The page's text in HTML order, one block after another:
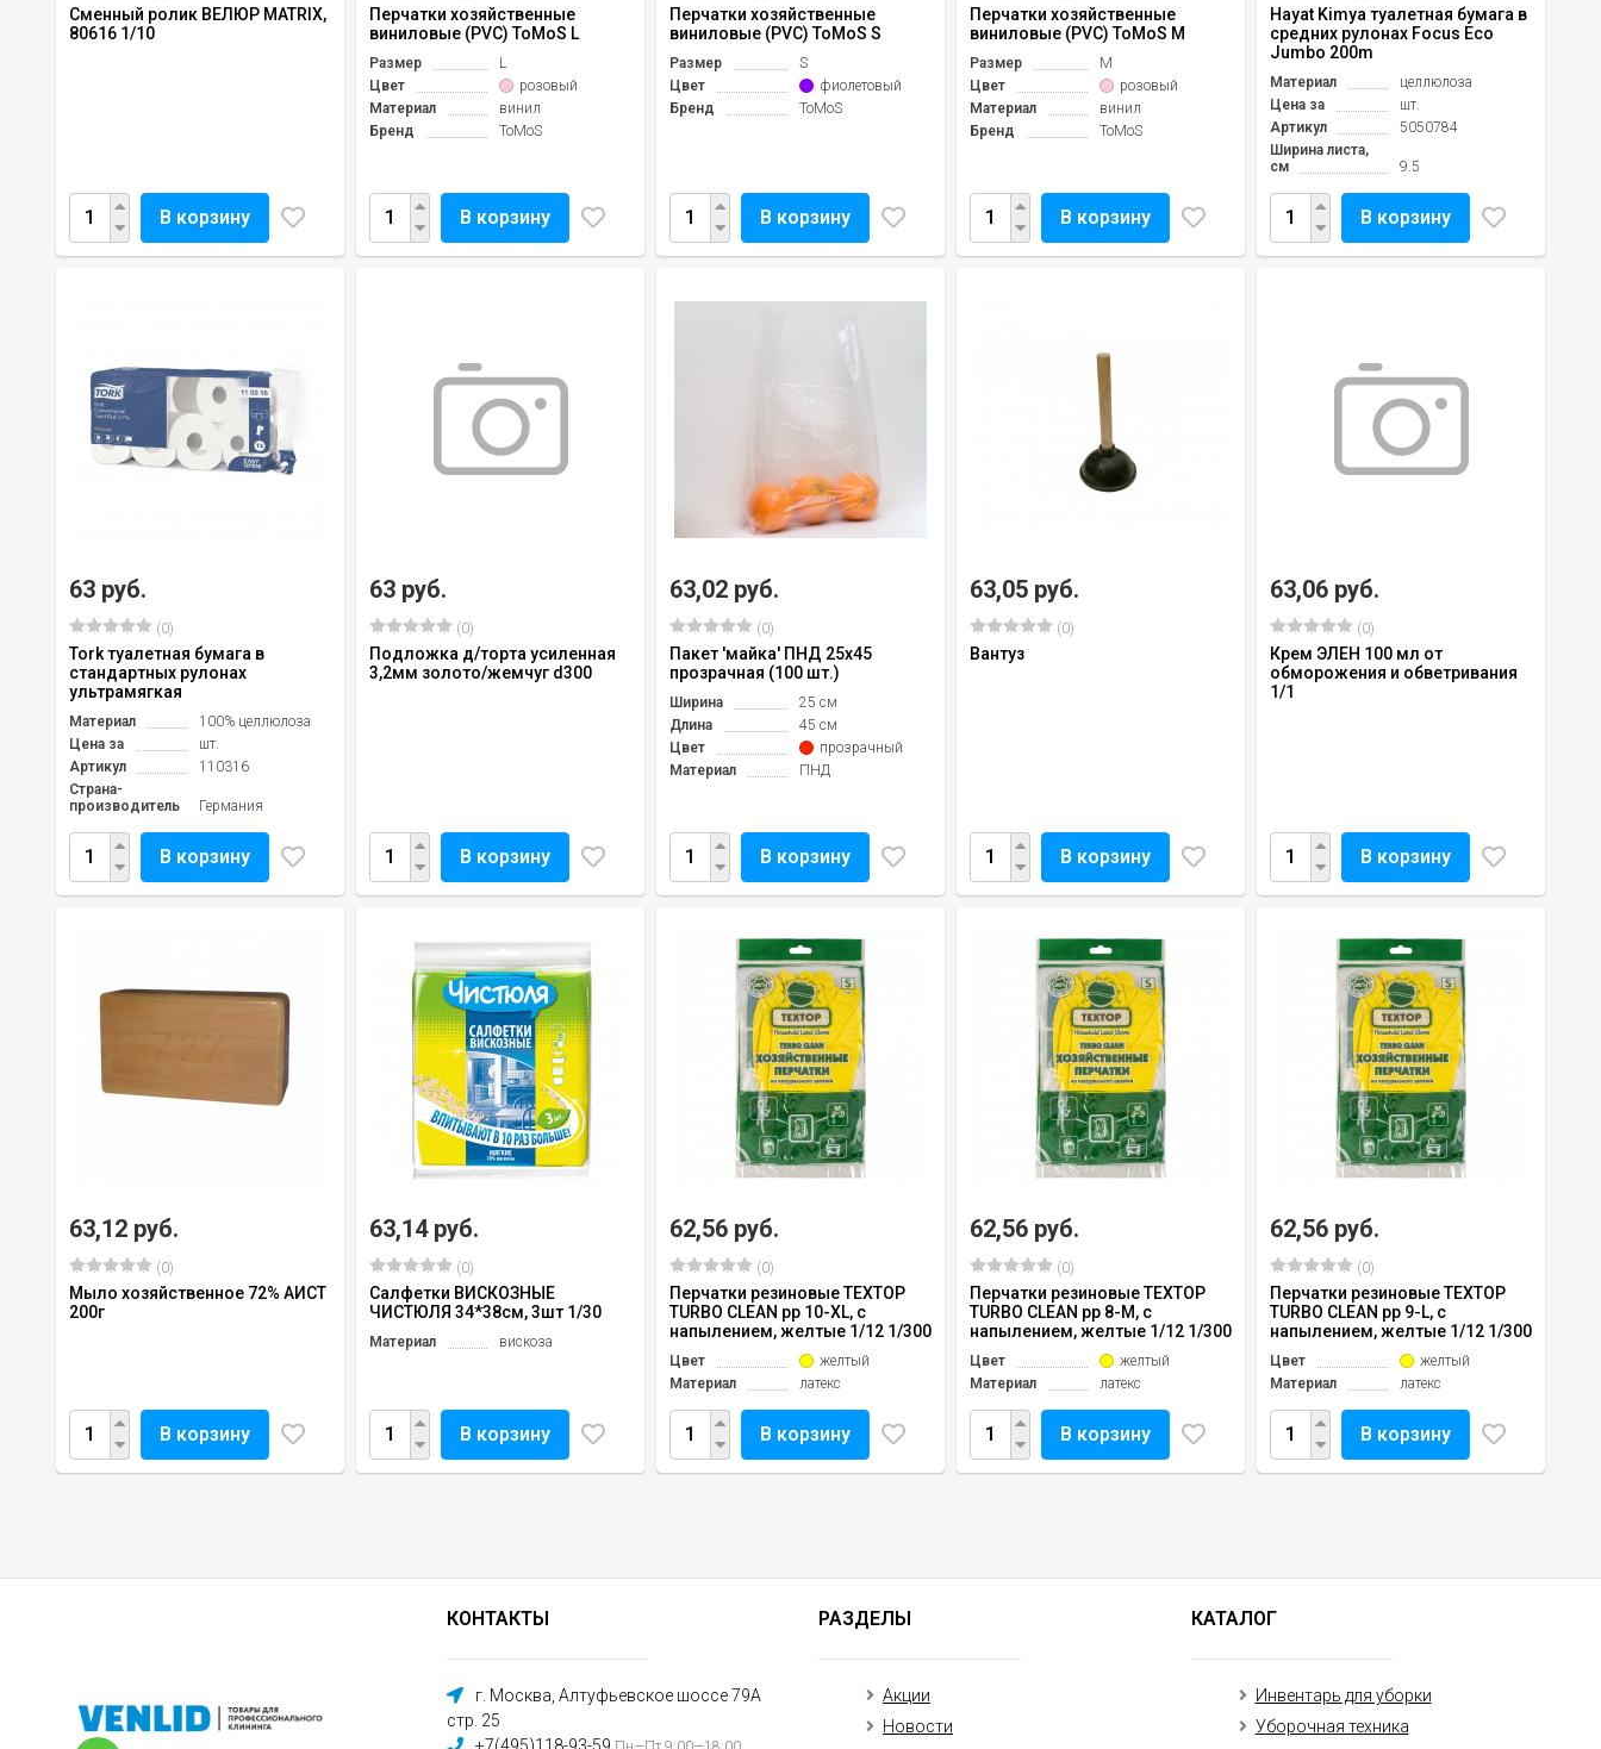
Сменный ролик ВЕЛЮР MATRIX,
80616 1/10
В корзину
Перчатки хозяйственные
виниловые (PVC) ToMoS L
Размер
L
Цвет
розовый
Материал
винил
Бренд
ToMoS
В корзину
Перчатки хозяйственные
виниловые (PVC) ToMoS S
Размер
S
Цвет
фиолетовый
Бренд
ToMoS
В корзину
Перчатки хозяйственные
виниловые (PVC) ToMoS M
Размер
M
Цвет
розовый
Материал
винил
Бренд
ToMoS
В корзину
Hayat Kimya туалетная бумага в
средних рулонах Focus Eco
Jumbo 200m
Материал
целлюлоза
Цена за
шт.
Артикул
5050784
Ширина листа,
см
9.5
В корзину
63 руб.
(0)
Tork туалетная бумага в
стандартных рулонах
ультрамягкая
Материал
100% целлюлоза
Цена за
шт.
Артикул
110316
Страна-
производитель
Германия
В корзину
63 руб.
(0)
Подложка д/торта усиленная
3,2мм золото/жемчуг d300
В корзину
63,02 руб.
(0)
Пакет 'майка' ПНД 25х45
прозрачная (100 шт.)
Ширина
25 см
Длина
45 см
Цвет
прозрачный
Материал
ПНД
В корзину
63,05 руб.
(0)
Вантуз
В корзину
63,06 руб.
(0)
Крем ЭЛЕН 100 мл от
обморожения и обветривания
1/1
В корзину
63,12 руб.
(0)
Мыло хозяйственное 72% АИСТ
200г
В корзину
63,14 руб.
(0)
Салфетки ВИСКОЗНЫЕ
ЧИСТЮЛЯ 34*38см, 3шт 1/30
Материал вискоза
В корзину
62,56 руб.
(0)
Перчатки резиновые TEXTOP
TURBO CLEAN рр 10-XL, с
напылением, желтые 1/12 1/300
Цвет
желтый
Материал
латекс
В корзину
62,56 руб.
(0)
Перчатки резиновые TEXTOP
TURBO CLEAN рр 8-М, с
напылением, желтые 1/12 1/300
Цвет
желтый
Материал
латекс
В корзину
62,56 руб.
(0)
Перчатки резиновые TEXTOP
TURBO CLEAN рр 9-L, с
напылением, желтые 1/12 1/300
Цвет
желтый
Материал
латекс
В корзину
КОНТАКТЫ
г. Москва, Алтуфьевское шоссе 79А
стр. 25
РАЗДЕЛЫ
Акции
Новости
КАТАЛОГ
Инвентарь для уборки
Уборочная техника